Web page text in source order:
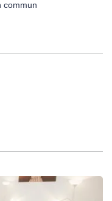
et confort. Tous
et culturels y sont
commun